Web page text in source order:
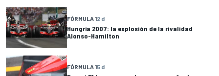
FÓRMULA 12 d
Hungría 2007: la explosión de la rivalidad
Alonso-Hamilton
FÓRMULA 15 d